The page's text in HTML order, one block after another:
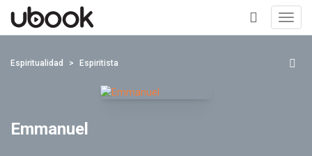
+
Espiritualidad Espiritista
Emmanuel